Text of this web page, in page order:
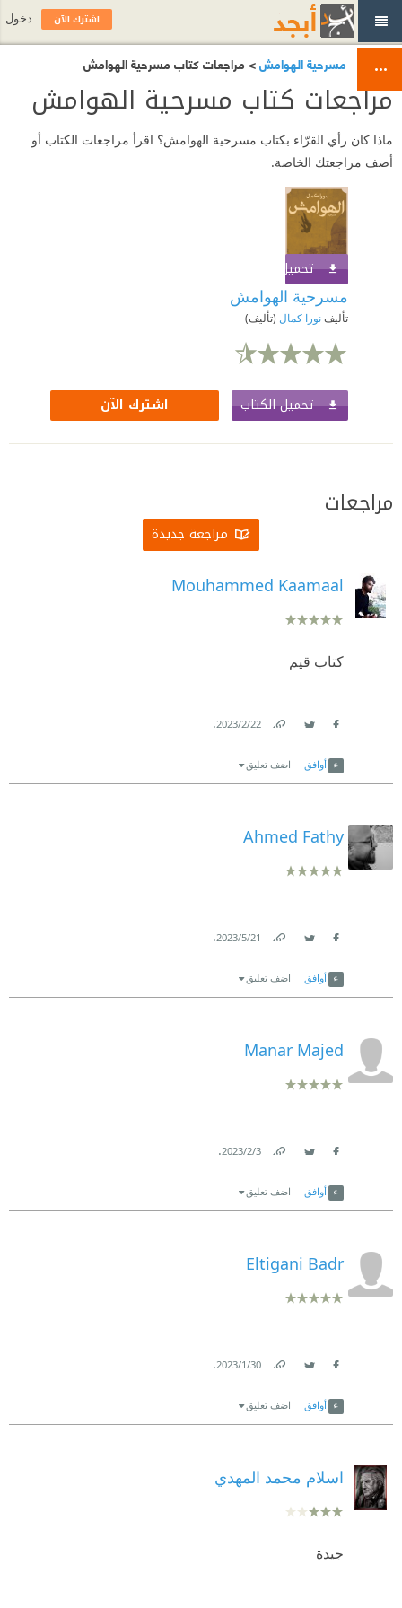
مسرحية الهوامش> مراجعات كتاب مسرحية الهوامش
مراجعات كتاب مسرحية الهوامش
ماذا كان رأي القرّاء بكتاب مسرحية الهوامش؟ اقرأ مراجعات الكتاب أو
أضف مراجعتك الخاصة.
تحميل الكتاب
مسرحية الهوامش
تأليفنورا كمال (تأليف)
تحميل الكتاب اشترك الآن
مراجعات
مراجعة جديدة
Mouhammed Kaamaal
كتاب قيم
22‏/2‏/2023
.
أوافق اضف تعليق
Ahmed Fathy
21‏/5‏/2023
.
أوافق اضف تعليق
Manar Majed
3‏/2‏/2023
.
أوافق اضف تعليق
Eltigani Badr
30‏/1‏/2023
.
أوافق اضف تعليق
اسلام محمد المهدي
جيدة
اشترك الآن دخول